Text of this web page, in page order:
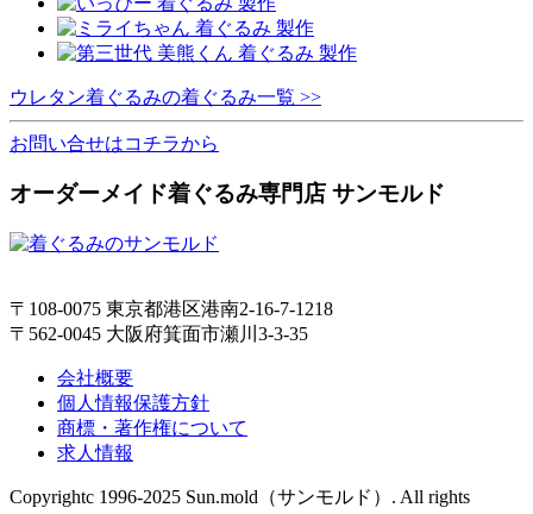
ウレタン着ぐるみの着ぐるみ一覧 >>
お問い合せはコチラから
オーダーメイド着ぐるみ専門店 サンモルド
〒108-0075 東京都港区港南2-16-7-1218
〒562-0045 大阪府箕面市瀬川3-3-35
会社概要
個人情報保護方針
商標・著作権について
求人情報
Copyrightc 1996-2025 Sun.mold（サンモルド）. All rights